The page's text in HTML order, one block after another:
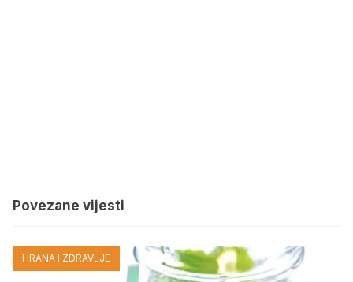
Povezane vijesti
HRANA I ZDRAVLJE